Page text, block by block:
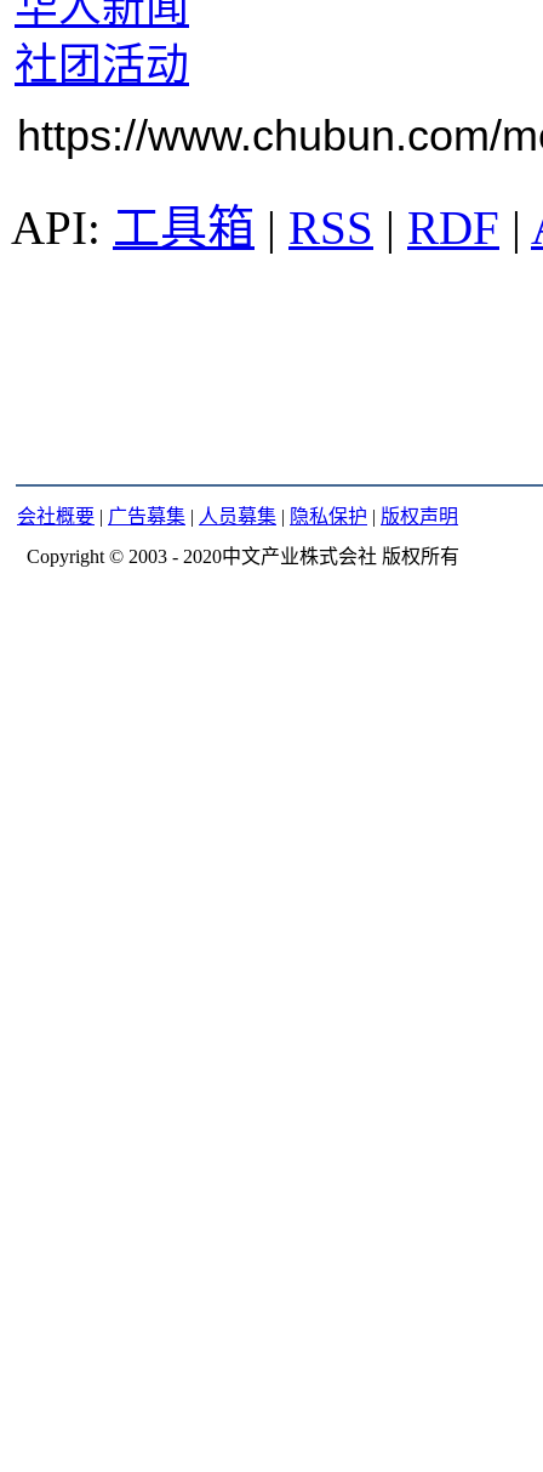
社团活动
https://www.chubun.com/
工具箱 | RSS | RDF |
会社概要 | 广告募集 | 人员募集 | 隐私保护 | 版权声明
Copyright © 2003 - 2020中文产业株式会社 版权所有